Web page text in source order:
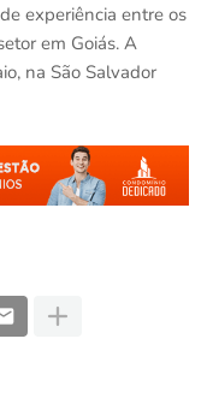
experiência entre os
em Goiás. A
na São Salvador